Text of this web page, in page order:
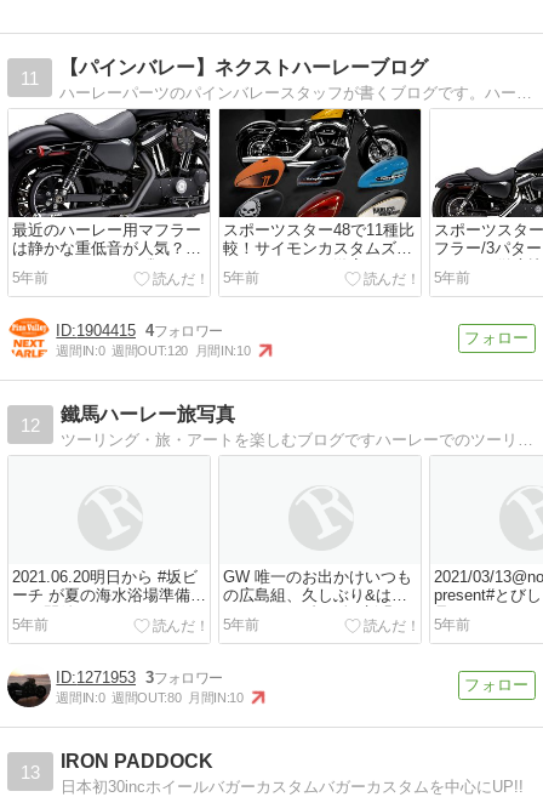
11
【パインバレー】ネクストハーレーブログ
最近のハーレー用マフラー
は静かな重低音が人気？ほ
どよいサウンド3種類をス
ポーツスターで比較！
5年前
スポーツスター48で11種比
較！サイモンカスタムズの
タンクカバーで激変！
5年前
スポーツスタ
フラー/3パタ
パワーを徹底
で消音調整！？
5年前
1904415 4
週間IN:0 週間OUT:120 月間IN:10
12
鐵馬ハーレー旅写真
2021.06.20明日から #坂ビ
ーチ が夏の海水浴場準備の
ため閉鎖されるので...
5年前
GW 唯一のお出かけいつも
の広島組、久しぶり&はじ
めまして ８台９人#新緑 の
やまな...
5年前
2021/03/
present#とび
見ツ...
5年前
1271953 3
週間IN:0 週間OUT:80 月間IN:10
13
IRON PADDOCK
日本初30incホイールバガーカスタムバガーカスタムを中心にUP!!